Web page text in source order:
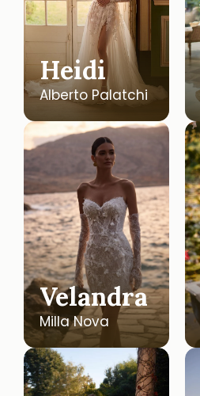
Heidi
Alberto Palatchi
Velandra
Milla Nova